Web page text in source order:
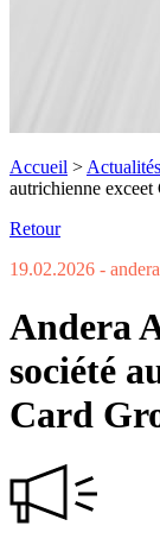
Accueil > Actualités
autrichienne
Retour
19.02.2026 -
Andera
société
Card